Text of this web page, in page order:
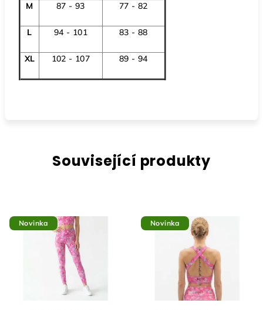
M 87 - 93 77 - 82
L 94 - 101 83 - 88
XL 102 - 107 89 - 94
Související produkty
Novinka Novinka